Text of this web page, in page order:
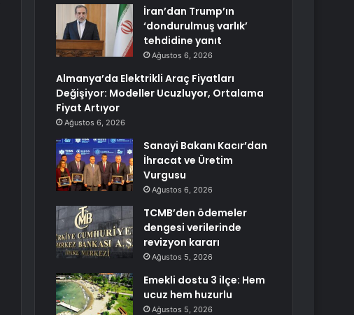
İran’dan Trump’ın
‘dondurulmuş varlık’
tehdidine yanıt
Ağustos 6, 2026
Almanya’da Elektrikli Araç Fiyatları
Değişiyor: Modeller Ucuzluyor, Ortalama
Fiyat Artıyor
Ağustos 6, 2026
Sanayi Bakanı Kacır’dan
İhracat ve Üretim
Vurgusu
Ağustos 6, 2026
TCMB’den ödemeler
dengesi verilerinde
revizyon kararı
Ağustos 5, 2026
Emekli dostu 3 ilçe: Hem
ucuz hem huzurlu
Ağustos 5, 2026